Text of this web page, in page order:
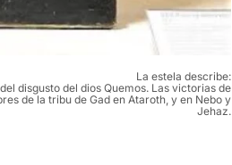
La estela describe:
disgusto del dios Quemos. Las victorias de
de la tribu de Gad en Ataroth, y en Nebo y
Jehaz.